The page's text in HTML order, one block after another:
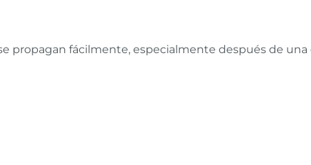
propagan fácilmente, especialmente después de